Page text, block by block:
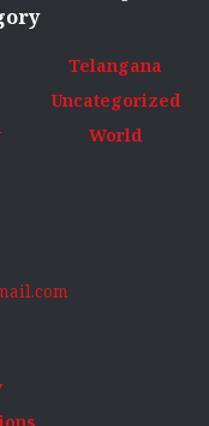
Telangana
Uncategorized
World